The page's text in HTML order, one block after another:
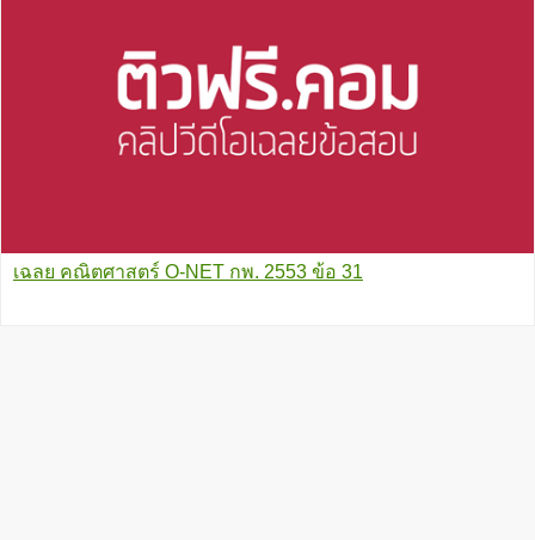
เฉลย คณิตศาสตร์ O-NET กพ. 2553 ข้อ 31